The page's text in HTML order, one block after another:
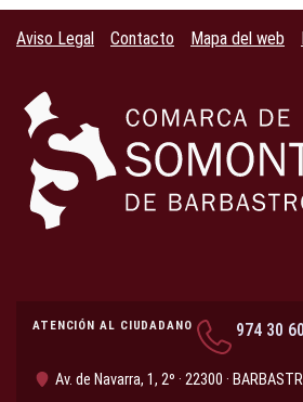
Aviso Legal Contacto Mapa del web
ATENCIÓN AL CIUDADANO 974 30
Av. de Navarra, 1, 2º · 22300 ·